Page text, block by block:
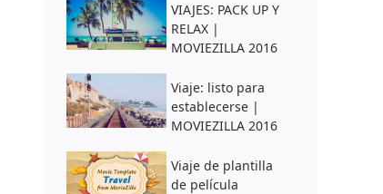
VIAJES: PACK UP Y
RELAX |
MOVIEZILLA 2016
Viaje: listo para
establecerse |
MOVIEZILLA 2016
Viaje de plantilla
de película